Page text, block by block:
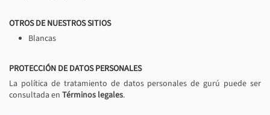
OTROS DE NUESTROS SITIOS
Blancas
PROTECCIÓN DE DATOS PERSONALES
La política de tratamiento de datos personales de gurú puede ser
consultada en Términos legales.